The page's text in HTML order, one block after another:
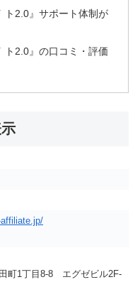
ト2.0』サポート体制が
ト2.0』の口コミ・評価
町1丁目8-8 エグゼビル2F-